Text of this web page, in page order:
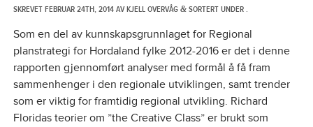
SKREVETFEBRUAR 24TH, 2014AVKJELL OVERVÅG &SORTERT UNDER .
Som en del av kunnskapsgrunnlaget for Regional
planstrategi for Hordaland fylke 2012-2016 er det i denne
rapporten gjennomført analyser med formål å få fram
sammenhenger i den regionale utviklingen, samt trender
som er viktig for framtidig regional utvikling. Richard
Floridas teorier om ”the Creative Class” er brukt som